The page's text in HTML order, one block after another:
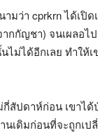
มว่า cprkrn ได้เปิด
ากกัญชา) จนเผลอไ
ไม่ได้อีกเลย ทำให้
กี่สัปดาห์ก่อน เขาไ
นเดิมก่อนที่จะถูกเป